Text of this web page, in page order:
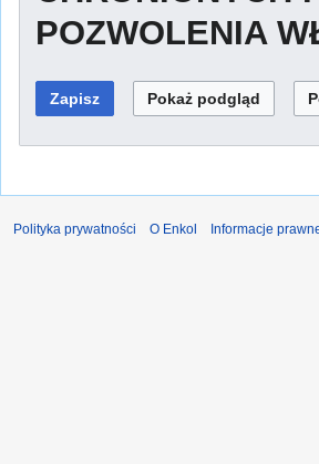
POZWOLENIA
Polityka prywatności O Enkol Informacje